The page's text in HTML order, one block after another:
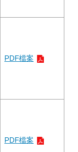
PDF檔案
PDF檔案